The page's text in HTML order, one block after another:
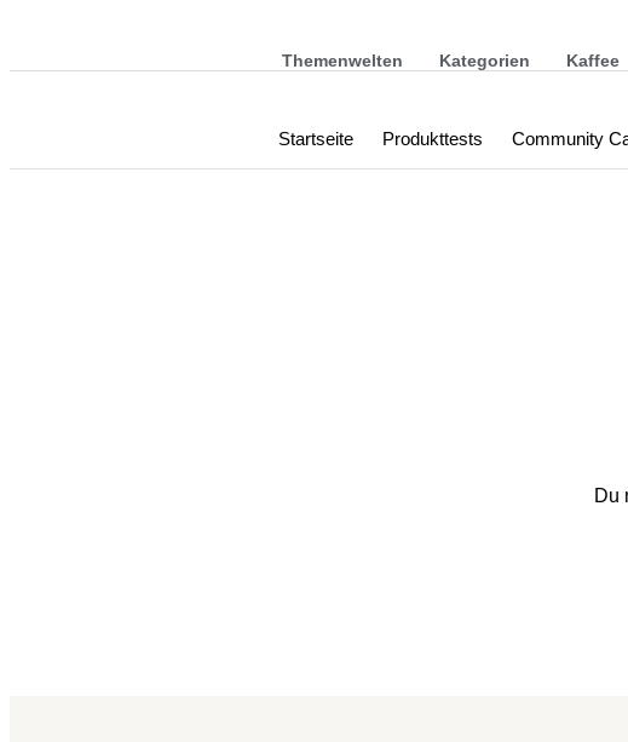
Themenwelten Kategorien Kaffee
Startseite Produkttests Community
Du